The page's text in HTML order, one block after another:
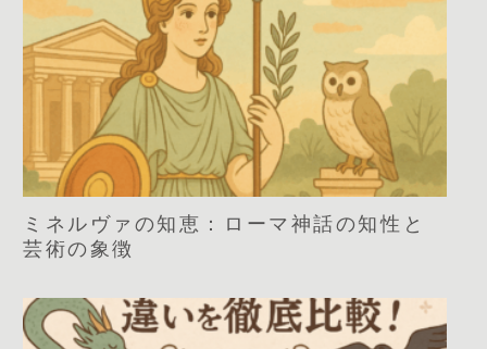
ミネルヴァの知恵：ローマ神話の知性と
芸術の象徴